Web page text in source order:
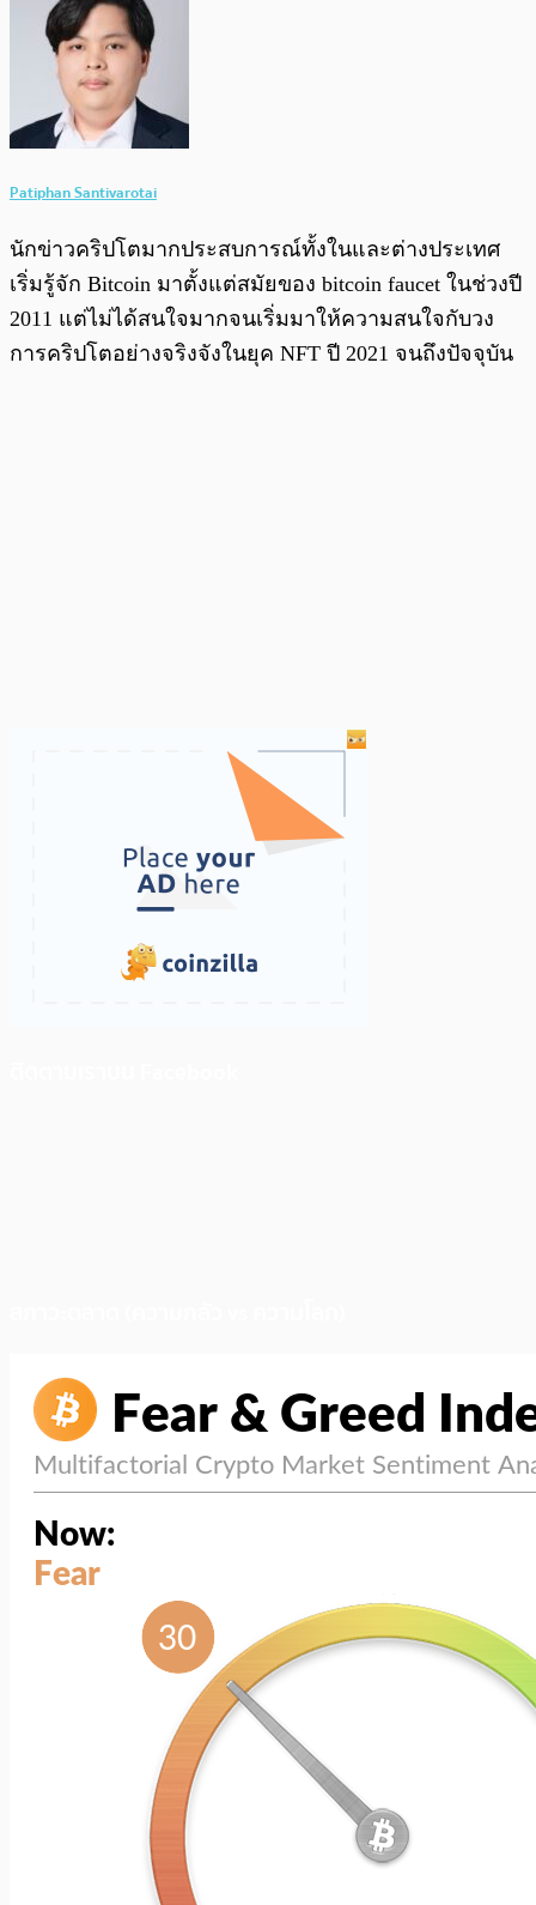
Patiphan Santivarotai
นักข่าวคริปโตมากประสบการณ์ทั้งในและต่างประเทศ
เริ่มรู้จัก Bitcoin มาตั้งแต่สมัยของ bitcoin faucet ในช่วงปี
2011 แต่ไม่ได้สนใจมากจนเริ่มมาให้ความสนใจกับวง
การคริปโตอย่างจริงจังในยุค NFT ปี 2021 จนถึงปัจจุบัน